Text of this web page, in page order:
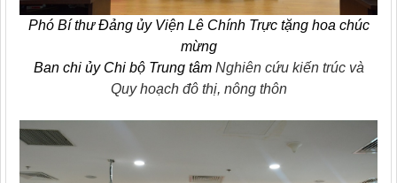
Phó Bí thư Đảng ủy Viện Lê Chính Trực tặng hoa chúc
mừng
Ban chi ủy Chi bộ Trung tâm Nghiên cứu kiến trúc và
Quy hoạch đô thị, nông thôn